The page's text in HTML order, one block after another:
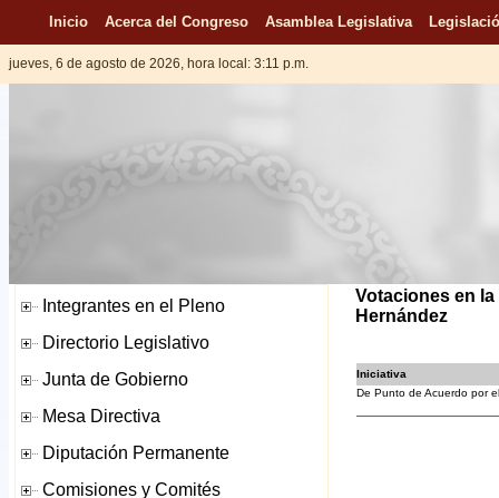
Inicio Acerca del Congreso Asamblea Legislativa
jueves, 6 de agosto de 2026, hora local: 3:11 p.m.
Votaciones en la
Hernández
Iniciativa
De Punto de Acuerdo por